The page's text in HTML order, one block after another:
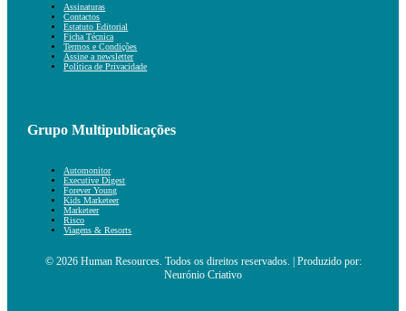
Assinaturas
Contactos
Estatuto Editorial
Ficha Técnica
Termos e Condições
Assine a newsletter
Política de Privacidade
Grupo Multipublicações
Automonitor
Executive Digest
Forever Young
Kids Marketeer
Marketeer
Risco
Viagens & Resorts
© 2026 Human Resources. Todos os direitos reservados. | Produzido por:
Neurónio Criativo